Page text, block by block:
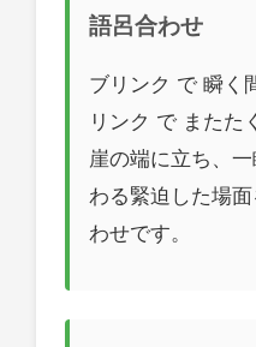
語呂合わせ
ブリンク で 瞬く
リンク で またた
崖の端に立ち、
わる緊迫した場
わせです。